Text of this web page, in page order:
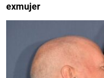
exmujer